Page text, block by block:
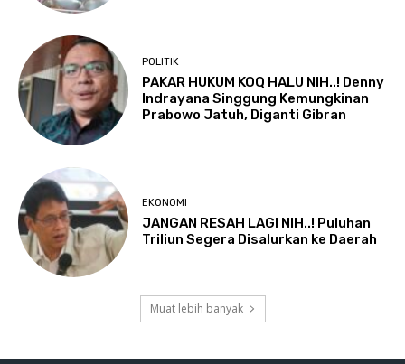
POLITIK
PAKAR HUKUM KOQ HALU NIH..! Denny
Indrayana Singgung Kemungkinan
Prabowo Jatuh, Diganti Gibran
EKONOMI
JANGAN RESAH LAGI NIH..! Puluhan
Triliun Segera Disalurkan ke Daerah
Muat lebih banyak